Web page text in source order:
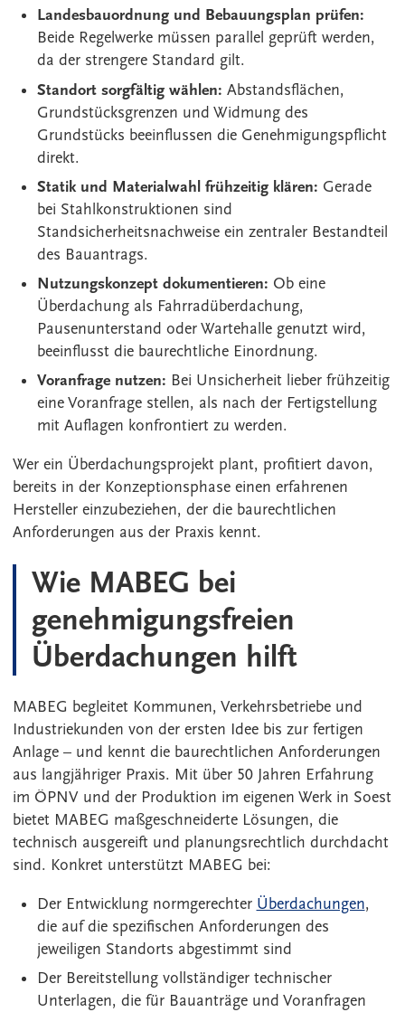
Landesbauordnung und Bebauungsplan prüfen:
Beide Regelwerke müssen parallel geprüft werden,
da der strengere Standard gilt.
Standort sorgfältig wählen: Abstandsflächen,
Grundstücksgrenzen und Widmung des
Grundstücks beeinflussen die Genehmigungspflicht
direkt.
Statik und Materialwahl frühzeitig klären: Gerade
bei Stahlkonstruktionen sind
Standsicherheitsnachweise ein zentraler Bestandteil
des Bauantrags.
Nutzungskonzept dokumentieren: Ob eine
Überdachung als Fahrradüberdachung,
Pausenunterstand oder Wartehalle genutzt wird,
beeinflusst die baurechtliche Einordnung.
Voranfrage nutzen: Bei Unsicherheit lieber frühzeitig
eine Voranfrage stellen, als nach der Fertigstellung
mit Auflagen konfrontiert zu werden.
Wer ein Überdachungsprojekt plant, profitiert davon,
bereits in der Konzeptionsphase einen erfahrenen
Hersteller einzubeziehen, der die baurechtlichen
Anforderungen aus der Praxis kennt.
Wie MABEG bei
genehmigungsfreien
Überdachungen hilft
MABEG begleitet Kommunen, Verkehrsbetriebe und
Industriekunden von der ersten Idee bis zur fertigen
Anlage – und kennt die baurechtlichen Anforderungen
aus langjähriger Praxis. Mit über 50 Jahren Erfahrung
im ÖPNV und der Produktion im eigenen Werk in Soest
bietet MABEG maßgeschneiderte Lösungen, die
technisch ausgereift und planungsrechtlich durchdacht
sind. Konkret unterstützt MABEG bei:
Der Entwicklung normgerechter Überdachungen,
die auf die spezifischen Anforderungen des
jeweiligen Standorts abgestimmt sind
Der Bereitstellung vollständiger technischer
Unterlagen, die für Bauanträge und Voranfragen